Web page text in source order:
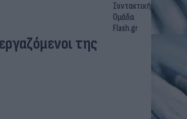
Συντακτική
Ομάδα
Flash.gr
της